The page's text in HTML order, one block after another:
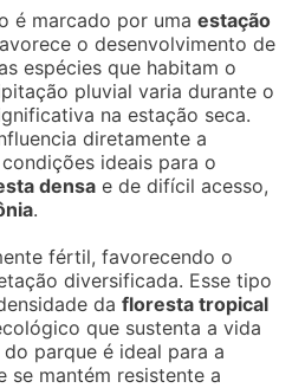
é marcado por umaestação
o desenvolvimento de
espécies que habitam o
pluvial varia durante o
na estação seca.
diretamente a
ideais para o
densa e de difícil acesso,
.
fértil, favorecendo o
diversificada. Esse tipo
dafloresta tropical
que sustenta a vida
parque é ideal para a
se mantém resistente a